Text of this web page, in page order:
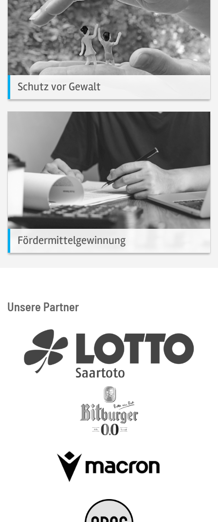
Schutz vor Gewalt
Jugendsportangebots.
Fördermittelgewinnung
Unsere Partner